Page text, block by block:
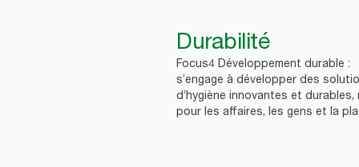
Durabilité
Focus4 Développement durable :
s’engage à développer des
d’hygiène innovantes et durables,
pour les affaires, les gens et la